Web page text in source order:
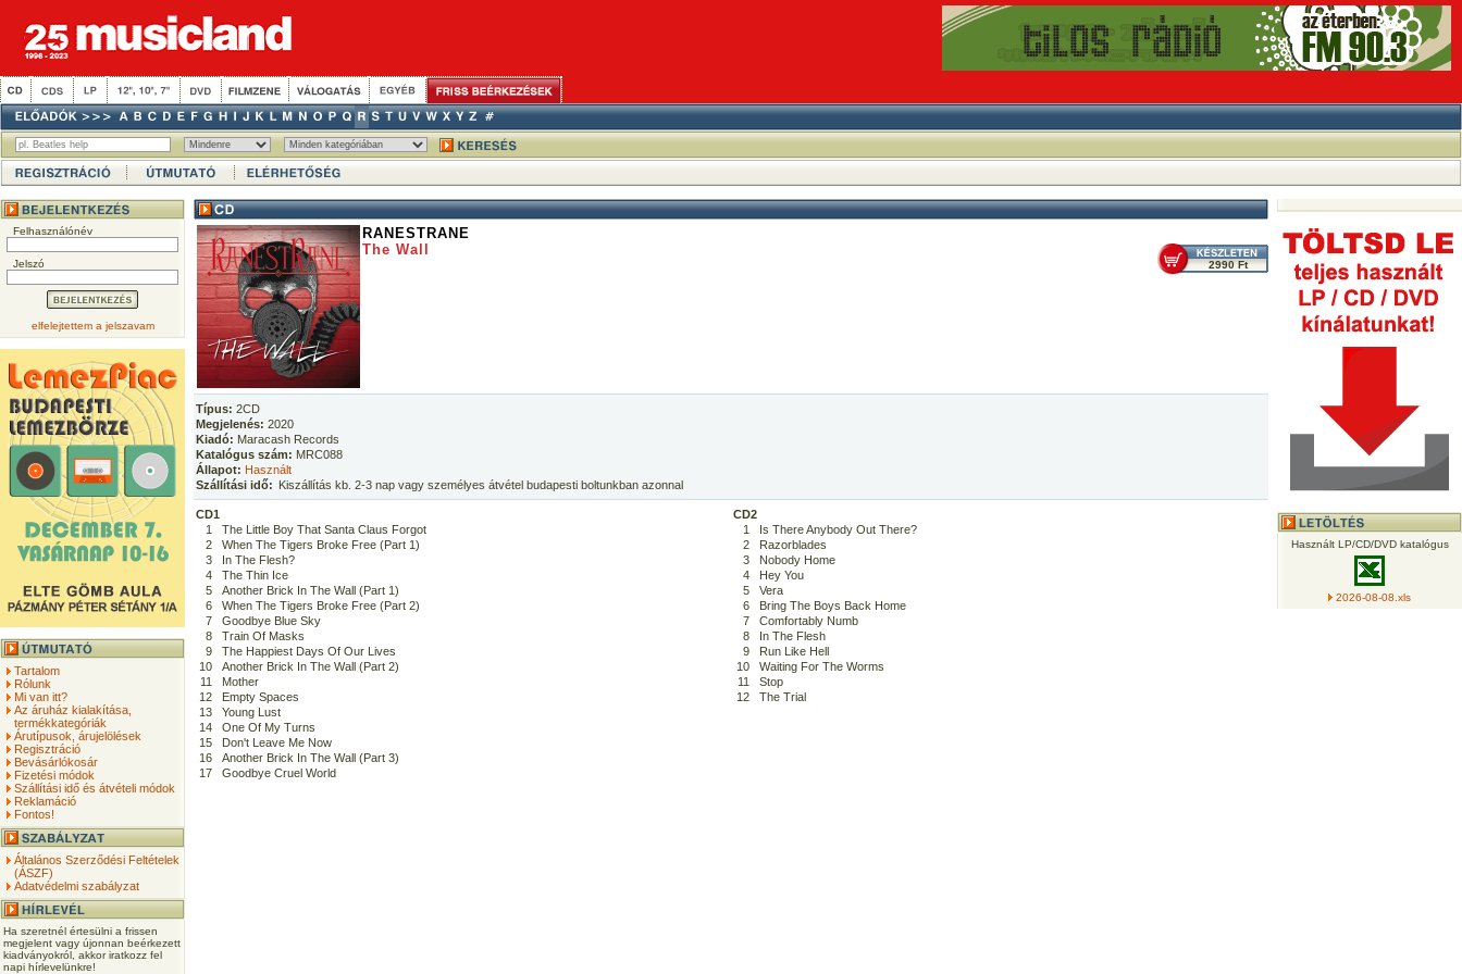
Felhasználónév
Jelszó
elfelejtettem a jelszavam
Tartalom
Rólunk
Mi van itt?
Az áruház kialakítása,
termékkategóriák
Árutípusok, árujelölések
Regisztráció
Bevásárlókosár
Fizetési módok
Szállítási idő és átvételi módok
Reklamáció
Fontos!
Általános Szerződési Feltételek
(ÁSZF)
Adatvédelmi szabályzat
Ha szeretnél értesülni a frissen
megjelent vagy újonnan beérkezett
kiadványokról, akkor iratkozz fel
napi hírlevelünkre!
RANESTRANE
The Wall
2990 Ft
Típus: 2CD
Megjelenés: 2020
Kiadó: Maracash Records
Katalógus szám: MRC088
Állapot: Használt
Szállítási idő: Kiszállítás kb. 2-3 nap vagy személyes átvétel budapesti boltunkban azonnal
CD1
1
The Little Boy That Santa Claus Forgot
2
When The Tigers Broke Free (Part 1)
3
In The Flesh?
4
The Thin Ice
5
Another Brick In The Wall (Part 1)
6
When The Tigers Broke Free (Part 2)
7
Goodbye Blue Sky
8
Train Of Masks
9
The Happiest Days Of Our Lives
10
Another Brick In The Wall (Part 2)
11
Mother
12
Empty Spaces
13
Young Lust
14
One Of My Turns
15
Don't Leave Me Now
16
Another Brick In The Wall (Part 3)
17
Goodbye Cruel World
CD2
1
Is There Anybody Out There?
2
Razorblades
3
Nobody Home
4
Hey You
5
Vera
6
Bring The Boys Back Home
7
Comfortably Numb
8
In The Flesh
9
Run Like Hell
10
Waiting For The Worms
11
Stop
12
The Trial
Használt LP/CD/DVD katalógus
2026-08-08.xls